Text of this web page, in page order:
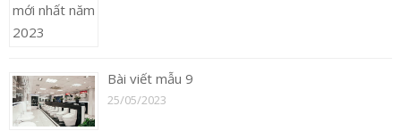
Bài viết mẫu 9
25/05/2023